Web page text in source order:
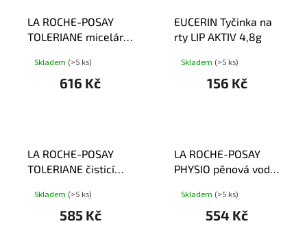
LA ROCHE-POSAY
TOLERIANE micelární
Skladem (>5 ks)
616 Kč
EUCERIN Tyčinka na
rty LIP AKTIV 4,8g
Skladem (>5 ks)
156 Kč
LA ROCHE-POSAY
TOLERIANE čisticí
Skladem (>5 ks)
585 Kč
LA ROCHE-POSAY
PHYSIO pěnová voda
Skladem (>5 ks)
554 Kč